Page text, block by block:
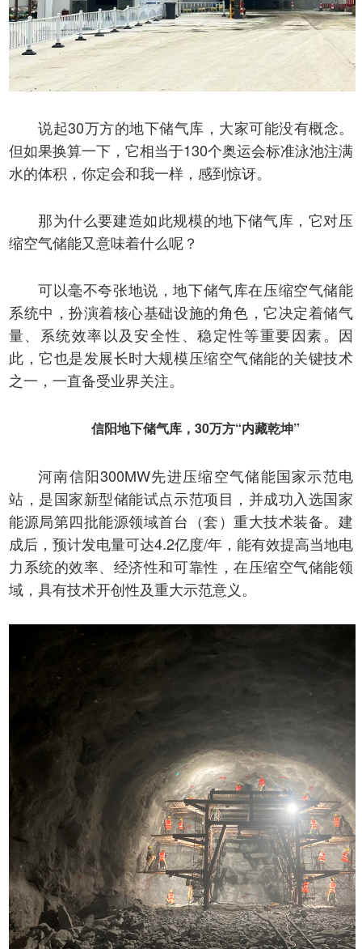
说起30万方的地下储气库，大家可能没有概念。
但如果换算一下，它相当于130个奥运会标准泳池注满
水的体积，你定会和我一样，感到惊讶。
那为什么要建造如此规模的地下储气库，它对压
缩空气储能又意味着什么呢？
可以毫不夸张地说，地下储气库在压缩空气储能
系统中，扮演着核心基础设施的角色，它决定着储气
量、系统效率以及安全性、稳定性等重要因素。因
此，它也是发展长时大规模压缩空气储能的关键技术
之一，一直备受业界关注。
信阳地下储气库，30万方“内藏乾坤”
河南信阳300MW先进压缩空气储能国家示范电
站，是国家新型储能试点示范项目，并成功入选国家
能源局第四批能源领域首台（套）重大技术装备。建
成后，预计发电量可达4.2亿度/年，能有效提高当地电
力系统的效率、经济性和可靠性，在压缩空气储能领
域，具有技术开创性及重大示范意义。